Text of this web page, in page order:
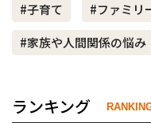
#子育て
#ファミリ
#家族や人間関係の悩み
ランキング